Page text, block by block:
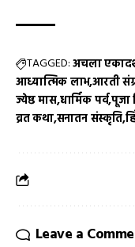
TAGGED:अचला
आध्यात्मिक लाभआरती
ज्येष्ठ मासधार्मिक पर्वपूजा
व्रत कथासनातन संस्कृति
Leave a